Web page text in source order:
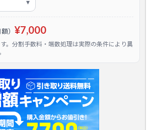
） ¥7,000
。分割手数料・端数処理は実際の条件により異